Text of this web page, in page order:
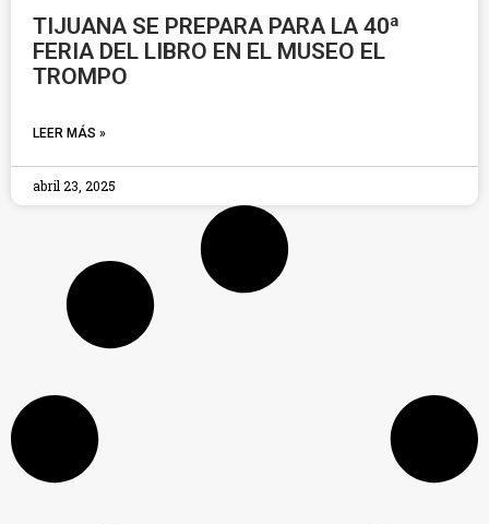
TIJUANA SE PREPARA PARA LA 40ª
FERIA DEL LIBRO EN EL MUSEO EL
TROMPO
LEER MÁS »
abril 23, 2025